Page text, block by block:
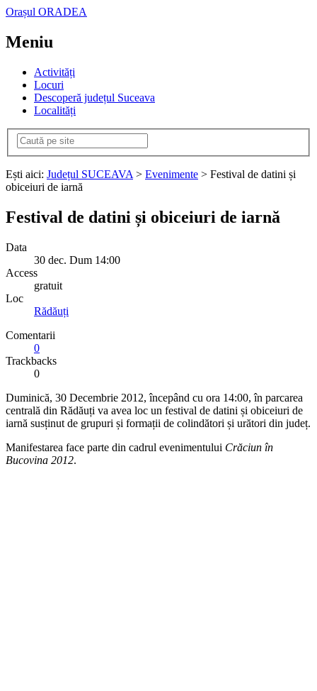
Orașul ORADEA
Meniu
Activități
Locuri
Descoperă județul Suceava
Localități
Ești aici: Județul SUCEAVA> Evenimente > Festival de datini și
obiceiuri de iarnă
Festival de datini și obiceiuri de iarnă
Data
30 dec. Dum 14:00
Access
gratuit
Loc
Rădăuți
Comentarii
0
Trackbacks
0
Duminică, 30 Decembrie 2012, începând cu ora 14:00, în parcarea
centrală din Rădăuți va avea loc un festival de datini și obiceiuri de
iarnă susținut de grupuri și formații de colindători și urători din județ.
Manifestarea face parte din cadrul evenimentului Crăciun în
Bucovina 2012.